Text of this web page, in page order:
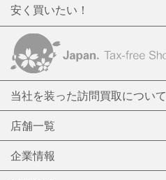
安く買いたい！
当社を装った訪問買取について
店舗一覧
企業情報